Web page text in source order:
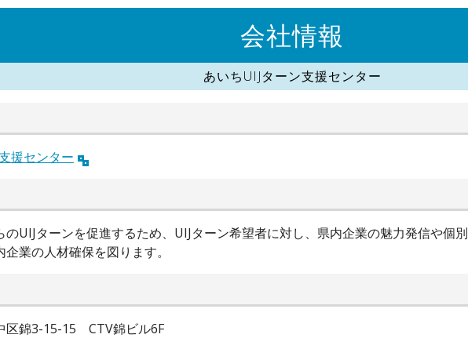
会社情報
あいちUIJターン支援センター
援センター
のUIJターンを促進するため、UIJターン希望者に対し、県内企業の魅力発信や個
業の人材確保を図ります。
区錦3-15-15 CTV錦ビル6F